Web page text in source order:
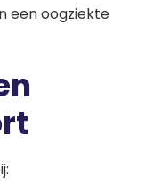
een oogziekte